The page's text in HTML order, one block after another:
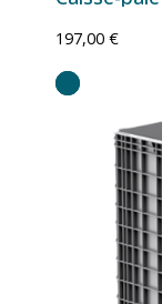
197,00 €